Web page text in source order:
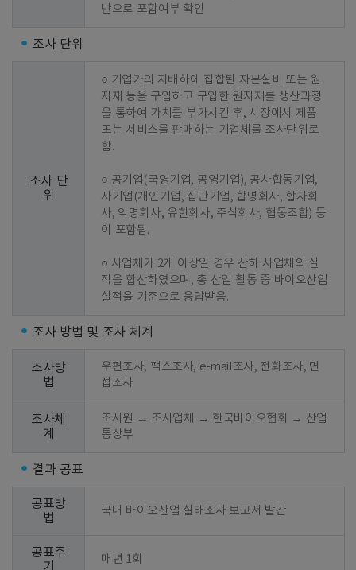
반으로 포함여부 확인
조사 단위
조사 단
위
○ 기업가의 지배하에 집합된 자본설비 또는 원
자재 등을 구입하고 구입한 원자재를 생산과정
을 통하여 가치를 부가시킨 후, 시장에서 제품
또는 서비스를 판매하는 기업체를 조사단위로
함.
○ 공기업(국영기업, 공영기업), 공사합동기업,
사기업(개인기업, 집단기업, 합명회사, 합자회
사, 익명회사, 유한회사, 주식회사, 협동조합) 등
이 포함됨.
○ 사업체가 2개 이상일 경우 산하 사업체의 실
적을 합산하였으며, 총 산업 활동 중 바이오산업
실적을 기준으로 응답받음.
조사 방법 및 조사 체계
조사방
법
우편조사, 팩스조사, e-mail조사, 전화조사, 면
접조사
조사체
계
조사원 → 조사업체 → 한국바이오협회 → 산업
통상부
결과 공표
공표방
법
국내 바이오산업 실태조사 보고서 발간
공표주
기
매년 1회